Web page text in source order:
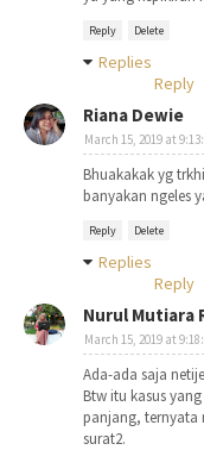
Reply Delete
Replies
Reply
Riana Dewie
March 15, 2019 at
Bhuakakak yg
banyakan ngeles
Reply Delete
Replies
Reply
Nurul Mutiara
March 15, 2019 at
Ada-ada saja
Btw itu kasus
panjang,
surat2.